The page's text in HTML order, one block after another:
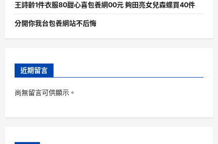
王詩齡1件衣服80甜心喜包養網00元 夠田亮女兒森蝶買40件
分開你我台包養網站不后悔
近期留言
尚無留言可供顯示。